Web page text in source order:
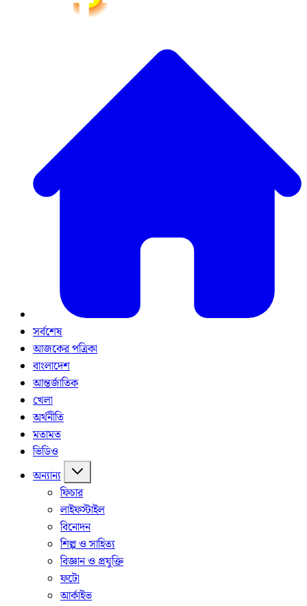
সর্বশেষ
আজকের পত্রিকা
বাংলাদেশ
আন্তর্জাতিক
খেলা
অর্থনীতি
মতামত
ভিডিও
অন্যান্য
ফিচার
লাইফস্টাইল
বিনোদন
শিল্প ও সাহিত্য
বিজ্ঞান ও প্রযুক্তি
ফটো
আর্কাইভ